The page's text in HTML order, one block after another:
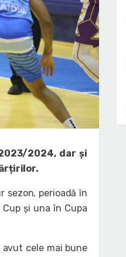
2024, dar și
sezon, perioadă în
și una în Cupa
cele mai bune